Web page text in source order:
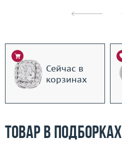
Сейчас в
корзинах
Товар в подборках